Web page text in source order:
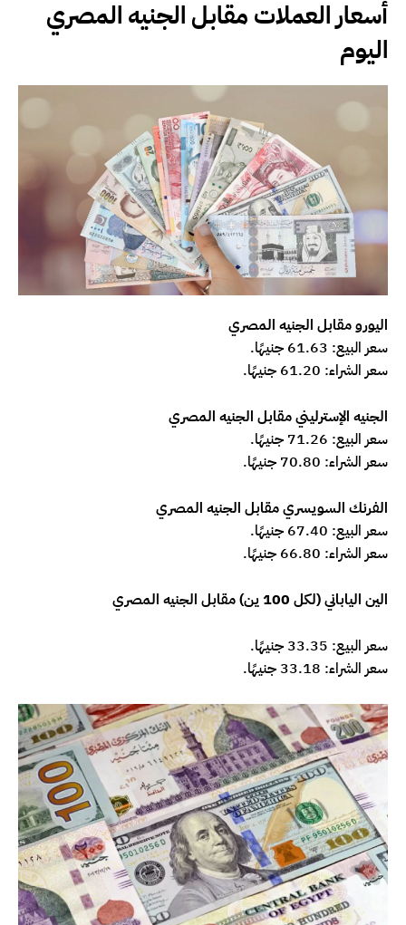
أسعار العملات مقابل الجنيه المصري
اليوم
اليورو مقابل الجنيه المصري
سعر البيع: 61.63 جنيهًا.
سعر الشراء: 61.20 جنيهًا.
الجنيه الإسترليني مقابل الجنيه المصري
سعر البيع: 71.26 جنيهًا.
سعر الشراء: 70.80 جنيهًا.
الفرنك السويسري مقابل الجنيه المصري
سعر البيع: 67.40 جنيهًا.
سعر الشراء: 66.80 جنيهًا.
الين الياباني (لكل 100 ين) مقابل الجنيه المصري
سعر البيع: 33.35 جنيهًا.
سعر الشراء: 33.18 جنيهًا.